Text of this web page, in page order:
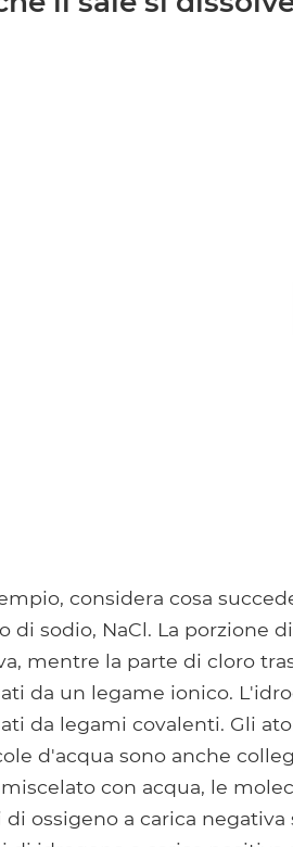
considera cosa
di sodio, NaCl. La porzione
mentre la parte di cloro
da un legame ionico.
da legami covalenti. Gli
d'acqua sono anche
con acqua, le
di ossigeno a carica